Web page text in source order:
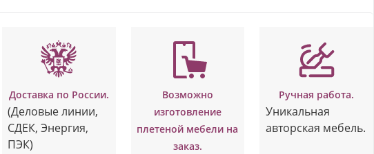
Доставка по России.
(Деловые линии,
СДЕК, Энергия,
ПЭК)
Возможно
изготовление
плетеной мебели на
заказ.
Ручная работа.
Уникальная
авторская мебель.